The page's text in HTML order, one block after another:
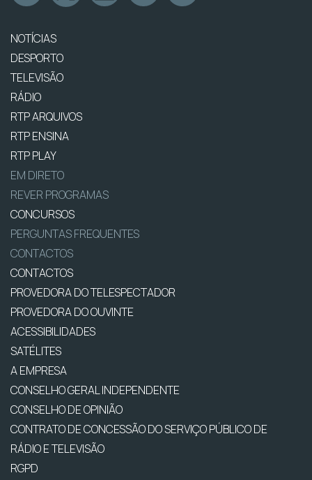
NOTÍCIAS
DESPORTO
TELEVISÃO
RÁDIO
RTP ARQUIVOS
RTP ENSINA
RTP PLAY
EM DIRETO
REVER PROGRAMAS
CONCURSOS
PERGUNTAS FREQUENTES
CONTACTOS
CONTACTOS
PROVEDORA DO TELESPECTADOR
PROVEDORA DO OUVINTE
ACESSIBILIDADES
SATÉLITES
A EMPRESA
CONSELHO GERAL INDEPENDENTE
CONSELHO DE OPINIÃO
CONTRATO DE CONCESSÃO DO SERVIÇO PÚBLICO DE
RÁDIO E TELEVISÃO
RGPD